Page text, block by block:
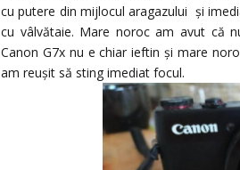
cu putere din mijlocul aragazului și
cu vâlvătaie. Mare noroc am avut că
Canon G7x nu e chiar ieftin și mare
am reușit să sting imediat focul.